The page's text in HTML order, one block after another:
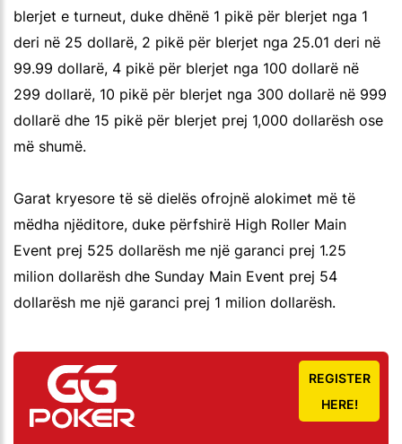
blerjet e turneut, duke dhënë 1 pikë për blerjet nga 1
deri në 25 dollarë, 2 pikë për blerjet nga 25.01 deri në
99.99 dollarë, 4 pikë për blerjet nga 100 dollarë në
299 dollarë, 10 pikë për blerjet nga 300 dollarë në 999
dollarë dhe 15 pikë për blerjet prej 1,000 dollarësh ose
më shumë.
Garat kryesore të së dielës ofrojnë alokimet më të
mëdha njëditore, duke përfshirë High Roller Main
Event prej 525 dollarësh me një garanci prej 1.25
milion dollarësh dhe Sunday Main Event prej 54
dollarësh me një garanci prej 1 milion dollarësh.
REGISTER
HERE!